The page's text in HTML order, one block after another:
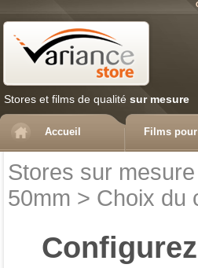
Stores et films de qualité sur mesure
Accueil Films
Stores sur mesure
50mm > Choix du